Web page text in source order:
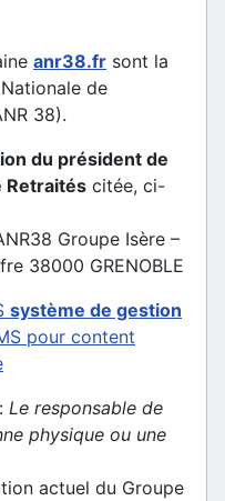
anr38.fr sont la
de
38).
du président de
Retraités citée, ci-
Groupe Isère –
38000 GRENOBLE
système de gestion
pour content
: Le responsable de
physique ou une
actuel du Groupe